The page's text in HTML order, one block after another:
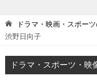
ドラマ・映画・スポー
渋野日向子
ドラマ・スポーツ・映